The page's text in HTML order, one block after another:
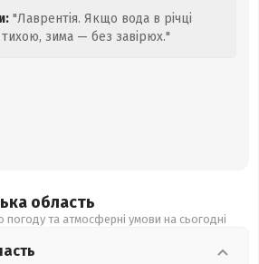
"Лаврентія. Якщо вода в річці
зима — без завірюх."
область
погоду та атмосферні умови на сьогодні